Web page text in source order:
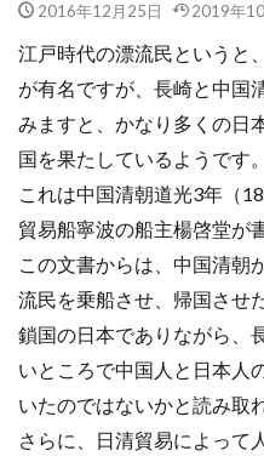
2016年12月25日 2019年
江戸時代の漂流民というと
が有名ですが、長崎と中国
みますと、かなり多くの日
国を果たしているようです。
これは中国清朝道光3年（
貿易船寧波の船主楊啓堂が
この文書からは、中国清朝
流民を乗船させ、帰国させ
鎖国の日本でありながら、
いところで中国人と日本人
いたのではないかと読み取
さらに、日清貿易によって